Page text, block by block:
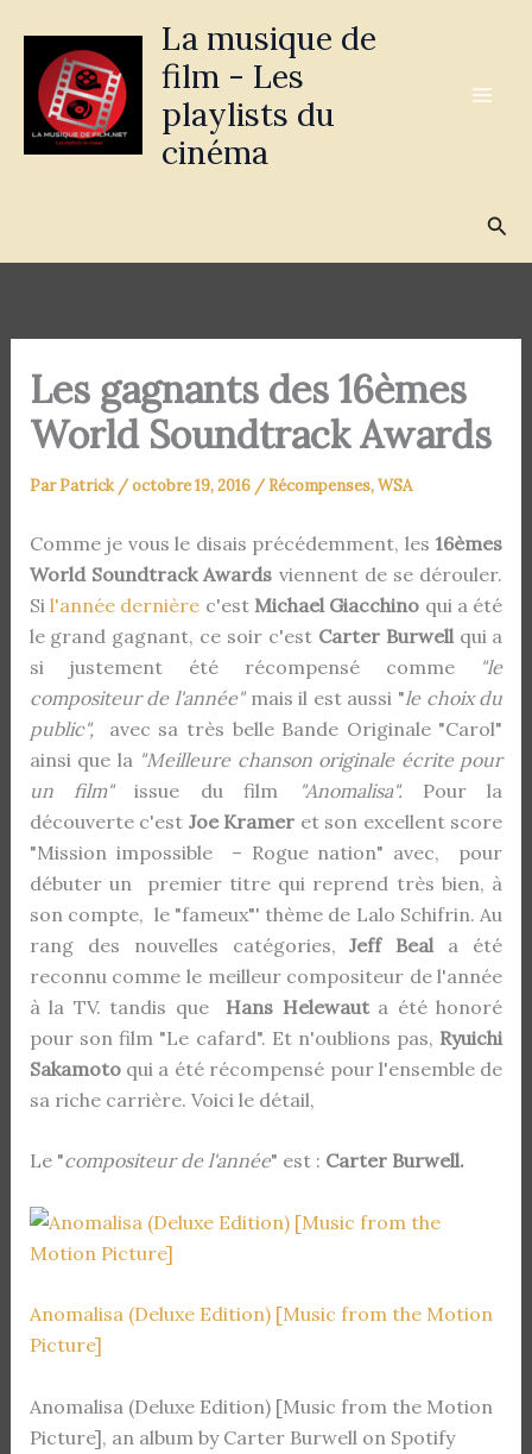
contenu
La musique de
film - Les
playlists du
cinéma
Les gagnants des 16èmes
World Soundtrack Awards
ParPatrick /octobre 19, 2016 /Récompenses,WSA
Comme je vous le disais précédemment, les 16èmes
World Soundtrack Awards viennent de se dérouler.
Si l'année dernière c'est Michael Giacchino qui a été
le grand gagnant, ce soir c'est Carter Burwellqui a
si justement été récompensé comme
"le
compositeur de l'année" mais il est aussi "le choix du
public",
avec sa très belle Bande Originale "Carol"
ainsi que la "Meilleure chanson originale écrite pour
un film"issue du film "Anomalisa". Pour la
découverte c'est Joe Kramer et son excellent score
"Mission impossible – Rogue nation" avec, pour
débuter un premier titre qui reprend très bien, à
son compte, le "fameux"' thème de Lalo Schifrin. Au
rang des nouvelles catégories,Jeff Beal a été
reconnu comme le meilleur compositeur de l'année
à la TV. tandis que Hans Helewauta été honoré
pour son film "Le cafard". Et n'oublions pas, Ryuichi
Sakamotoqui a été récompensé pour l'ensemble de
sa riche carrière. Voici le détail,
Le "compositeur de l'année" est : Carter Burwell.
Anomalisa (Deluxe Edition) [Music from the Motion
Picture]
Anomalisa (Deluxe Edition) [Music from the Motion
Picture], an album by Carter Burwell on Spotify